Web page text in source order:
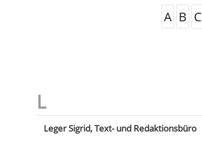
A B C
Leger Sigrid, Text- und Redaktionsbüro